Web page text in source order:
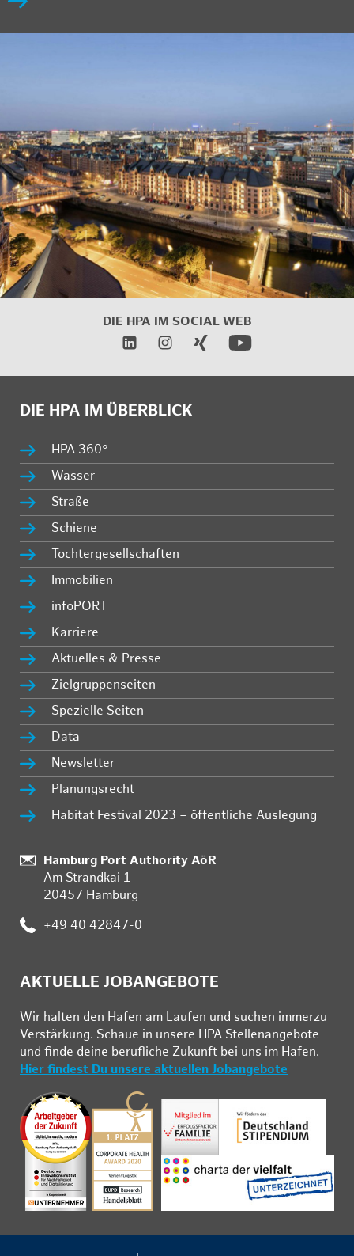
DIE HPA IM SOCIAL WEB
DIE HPA IM ÜBERBLICK
HPA 360°
Wasser
Straße
Schiene
Tochtergesellschaften
Immobilien
infoPORT
Karriere
Aktuelles & Presse
Zielgruppenseiten
Spezielle Seiten
Data
Newsletter
Planungsrecht
Habitat Festival 2023 – öffentliche Auslegung
:
Hamburg Port Authority AöR
Am Strandkai 1
20457 Hamburg
: +49 40 42847-0
AKTUELLE JOBANGEBOTE
Wir hal­ten den Ha­fen am Lau­fen und su­chen im­mer­zu
Ver­stär­kung. Schau­e in un­se­re HPA Stel­len­an­ge­bo­te
und fin­de deine be­ruf­li­che Zu­kunft bei uns im Ha­fen.
Hier findest Du unsere aktuellen Jobangebote